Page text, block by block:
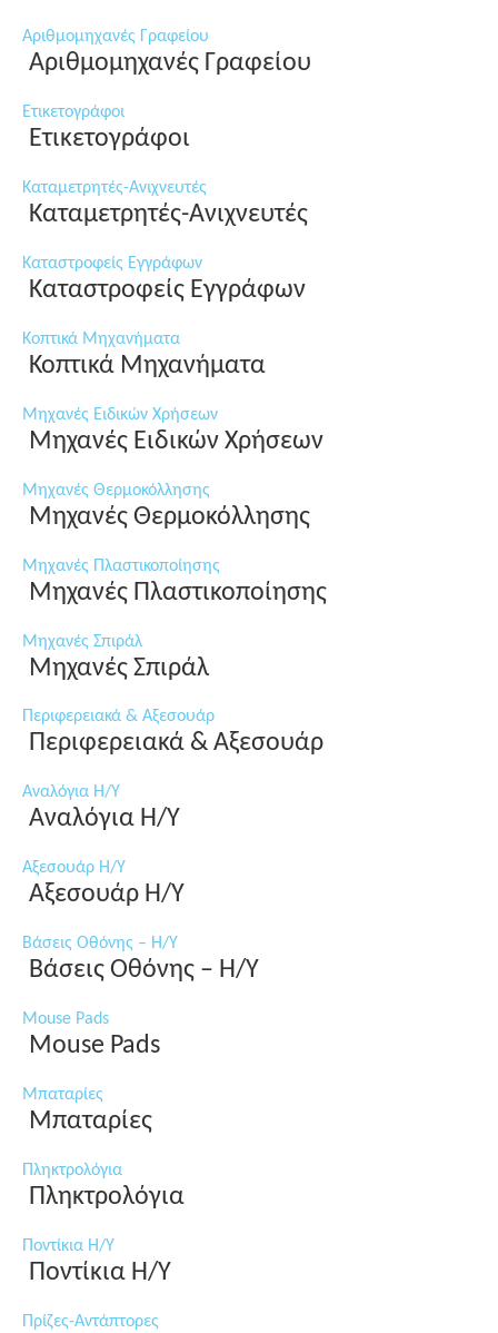
Αριθμομηχανές Γραφείου
Αριθμομηχανές Γραφείου
Ετικετογράφοι
Ετικετογράφοι
Καταμετρητές-Ανιχνευτές
Καταμετρητές-Ανιχνευτές
Καταστροφείς Εγγράφων
Καταστροφείς Εγγράφων
Κοπτικά Μηχανήματα
Κοπτικά Μηχανήματα
Μηχανές Ειδικών Χρήσεων
Μηχανές Ειδικών Χρήσεων
Μηχανές Θερμοκόλλησης
Μηχανές Θερμοκόλλησης
Μηχανές Πλαστικοποίησης
Μηχανές Πλαστικοποίησης
Μηχανές Σπιράλ
Μηχανές Σπιράλ
Περιφερειακά & Αξεσουάρ
Περιφερειακά & Αξεσουάρ
Αναλόγια Η/Υ
Αναλόγια Η/Υ
Αξεσουάρ Η/Υ
Αξεσουάρ Η/Υ
Βάσεις Οθόνης – Η/Υ
Βάσεις Οθόνης – Η/Υ
Mouse Pads
Mouse Pads
Μπαταρίες
Μπαταρίες
Πληκτρολόγια
Πληκτρολόγια
Ποντίκια Η/Υ
Ποντίκια Η/Υ
Πρίζες-Αντάπτορες